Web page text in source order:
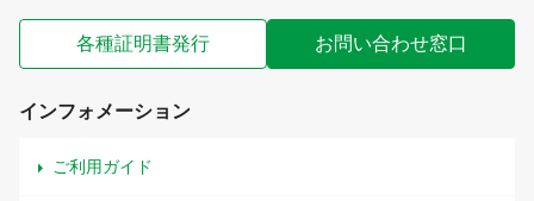
各種証明書発行 お問い合わせ窓口
インフォメーション
ご利用ガイド